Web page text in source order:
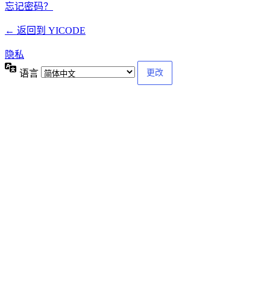
忘记密码？
← 返回到 YICODE
隐私
语言